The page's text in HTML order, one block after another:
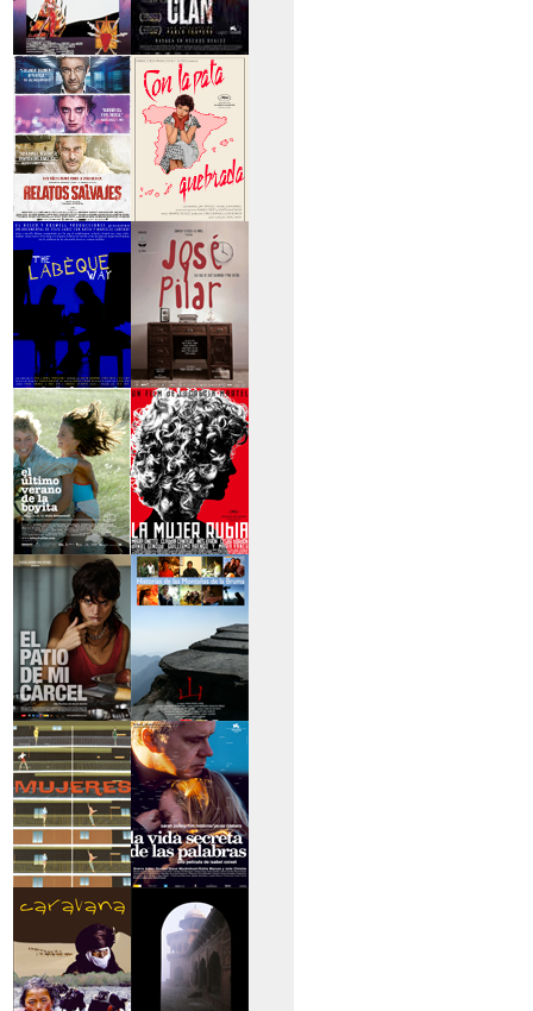
>Entre tinieblas >El Clan
>Relatos Salvajes
>Con la pata
quebrada
>The Labèque Way >José y Pilar
>El último verano de
la boyita
>La mujer rubia
>El patio de mi
cárcel
>Historias de las
montañas
>Serie mujeres
>La vida secreta de
las palabras